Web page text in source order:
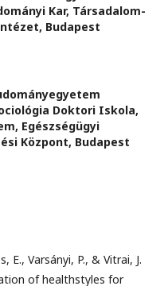
Kar, Társadalom-
Budapest
Doktori Iskola,
Egészségügyi
Központ, Budapest
E., Varsányi, P., & Vitrai, J.
of healthstyles for